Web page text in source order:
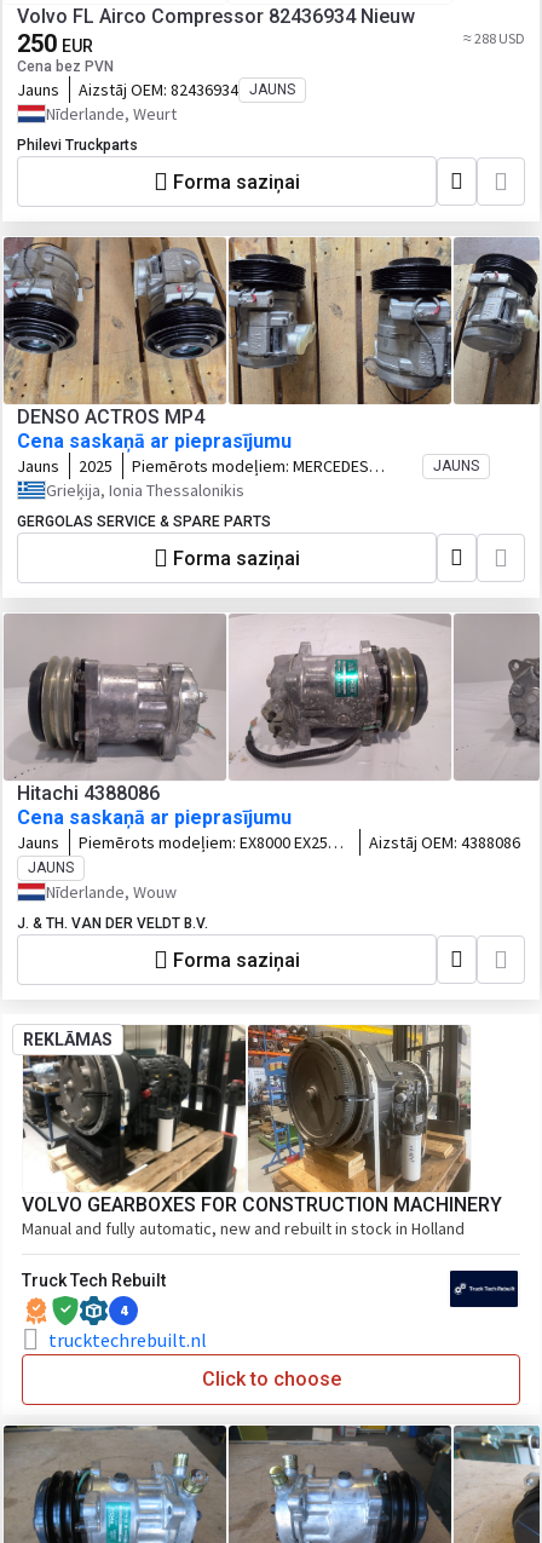
Volvo FL Airco Compressor 82436934 Nieuw
250 EUR
Cena bez PVN
≈ 288 USD
Jauns Aizstāj OEM: 82436934 JAUNS
Nīderlande, Weurt
Philevi Truckparts
Forma saziņai
DENSO ACTROS MP4
Cena saskaņā ar pieprasījumu
Jauns 2025 Piemērots modeļiem: MERCEDES
ACTROS MP4
JAUNS
Grieķija, Ionia Thessalonikis
GERGOLAS SERVICE & SPARE PARTS
Forma saziņai
Hitachi 4388086
Cena saskaņā ar pieprasījumu
Jauns Piemērots modeļiem: EX8000 EX2500
EX3500 EX5500 EX1800 EX2500-5
EX2500-6 EX5500-5 EX5500-6 EX3600-5
EX3600-6 EX1800-3 EX1900-5 EX1900-6
EX5500E-6 EX3600E-6 EX2600-6LD
EX2600-6BH EX5600-6LD EX5600-6BH
Aizstāj OEM: 4388086
JAUNS
Nīderlande, Wouw
J. & TH. VAN DER VELDT B.V.
Forma saziņai
REKLĀMAS
VOLVO GEARBOXES FOR CONSTRUCTION MACHINERY
Manual and fully automatic, new and rebuilt in stock in Holland
Truck Tech Rebuilt
4
trucktechrebuilt.nl
Click to choose